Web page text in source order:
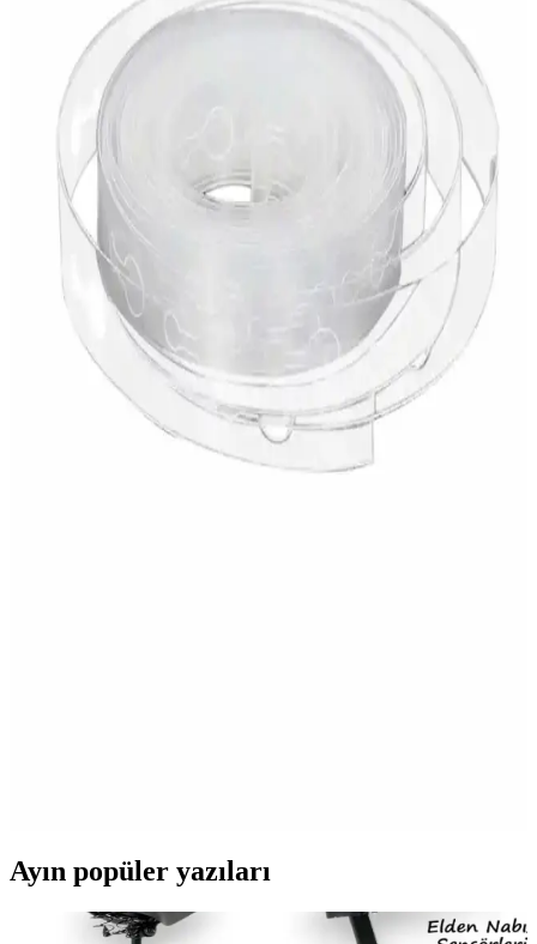
Partifabrik Rose Gold Kalpli Stand Balon ile Şık ve
Eğlenceli Etkinlik Dekorasyonu
Partifabrik'in Rose Gold Kalpli Stand Balon seti, şık tasarımı ve
dayanıklı malzemeleriyle etkinliklerinize zarafet katıyor. Kurulumu
dikkat gerektirse de, uzun ömürlü ve görsel açıdan etkileyici bir
dekorasyon sağlar.
Patla Gitti 5 Beş Rakam Gümüş Folyo Balon 34 inç
Modern ve Şık Dekorasyon Aracı
Gümüş renkli, 34 inç boyutunda, kolay şişirilebilir ve tekrar
kullanılabilen folyo balon, dekorasyon ve kutlamalarınızda şıklık ve
görsel etki sağlar.
Balon Diyarı 10 Adet Fuşya ve Pembe Şeffaf
Konfetli Balon Düzeni Dekorasyon Seçenekleri
Fuşya ve pembe şeffaf konfetli balonlar, yüksek kaliteli
malzemeleriyle uzun süre dayanır, çeşitli yüzey ve renk
seçenekleriyle kutlamalara canlılık katar, kullanım kolaylığı sağlar.
Ayın popüler yazıları